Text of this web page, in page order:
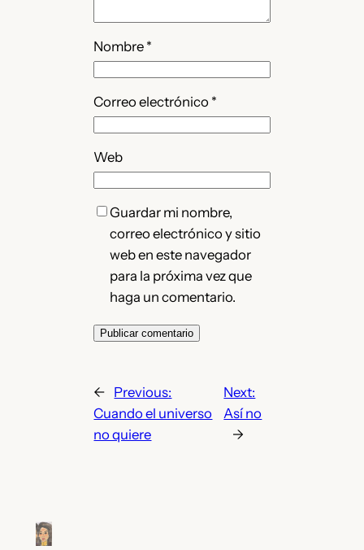
Nombre *
Correo electrónico *
Web
Guardar mi nombre,
correo electrónico y sitio
web en este navegador
para la próxima vez que
haga un comentario.
← Previous:
Cuando el universo
no quiere
Next:
Así no
→